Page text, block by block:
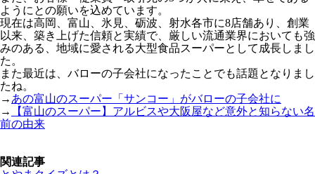
ようにとの願いを込めています。
現在は高岡、富山、氷見、砺波、射水各市に8店舗あり、創業
以来、築き上げた信頼と実績で、厳しい流通業界においても強
みのある、地域に愛される大型食品スーパーとして成長しまし
た。
また最近は、バローの子会社になったことでも話題となりまし
たね。
→ あの富山のスーパー「サンコー」がバローの子会社に
→
【富山のスーパー】アルビスや大阪屋など意外と知らない名
前の由来
関連記事